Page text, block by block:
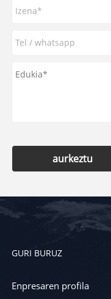
aurkeztu
GURI BURUZ
Enpresaren profila